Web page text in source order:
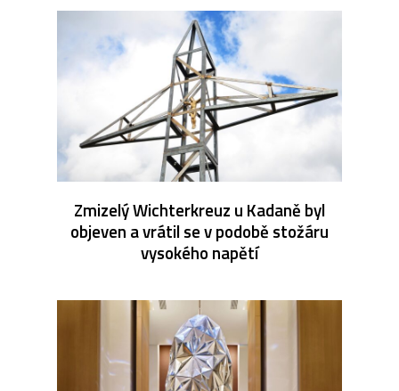
Zmizelý Wichterkreuz u Kadaně byl
objeven a vrátil se v podobě stožáru
vysokého napětí